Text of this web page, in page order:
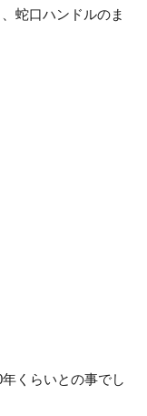
蛇口ハンドルのま
くらいとの事でし